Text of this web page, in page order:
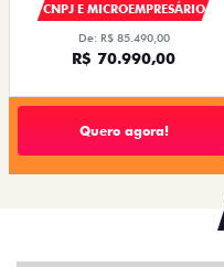
CNPJ E MICROEMPRESÁRIO
De: R$ 85.490,00
R$ 70.990,00
Quero agora!